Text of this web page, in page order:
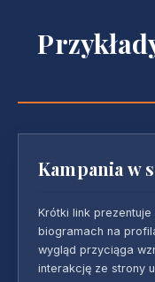
Kampania w
Krótki link
biogramach na
wygląd przyciąga
interakcję ze strony